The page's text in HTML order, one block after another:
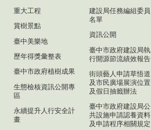
重大工程
賞樹景點
臺中美樂地
歷年得獎彙整表
臺中市政府植樹成果
生態檢核資訊公開專
區
永續提升人行安全計
畫
建設局任務編組委員
名單
資訊公開
臺中市政府建設局執
行開源節流績效報告
街頭藝人申請草悟道
及市民廣場展演位置
及假日抽籤辦法
臺中市政府建設局公
共設施申請認養資料
及申請程序相關規定